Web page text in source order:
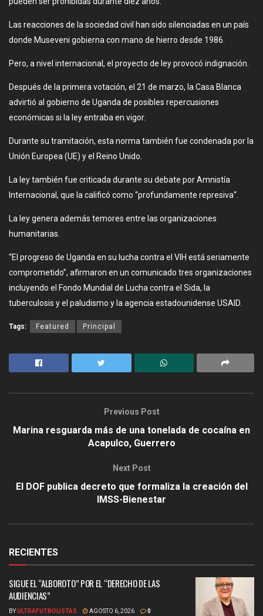
Las reacciones de la sociedad civil han sido silenciadas en un país
donde Museveni gobierna con mano de hierro desde 1986.
Pero, a nivel internacional, el proyecto de ley provocó indignación.
Después de la primera votación, el 21 de marzo, la Casa Blanca
advirtió al gobierno de Uganda de posibles repercusiones
económicas si la ley entraba en vigor.
Durante su tramitación, esta norma también fue condenada por la
Unión Europea (UE) y el Reino Unido.
La ley también fue criticada durante su debate por Amnistía
Internacional, que la calificó como “profundamente represiva“.
La ley genera además temores entre las organizaciones
humanitarias.
“El progreso de Uganda en su lucha contra el VIH está seriamente
comprometido”, afirmaron en un comunicado tres organizaciones
incluyendo el Fondo Mundial de Lucha contra el Sida, la
tuberculosis y el paludismo y la agencia estadounidense USAID.
Tags: Featured Principal
Previous Post
Marina resguarda más de una tonelada de cocaína en
Acapulco, Guerrero
Next Post
El DOF publica decreto que formaliza la creación del
IMSS-Bienestar
RECIENTES
SIGUE EL “ALBOROTO” POR EL “DERECHO DE LAS
AUDIENCIAS”
BYULTRAFUTBOLISTAS AGOSTO 6, 2026 0